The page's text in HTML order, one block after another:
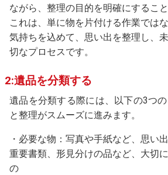
ながら、整理の目的を明確にすること
これは、単に物を片付ける作業では
気持ちを込めて、思い出を整理し、
切なプロセスです。
2:遺品を分類する
遺品を分類する際には、以下の3つ
と整理がスムーズに進みます。
・必要な物：写真や手紙など、思い
重要書類、形見分けの品など、大切
の